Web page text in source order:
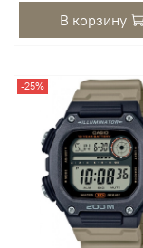
В корзину
-25%